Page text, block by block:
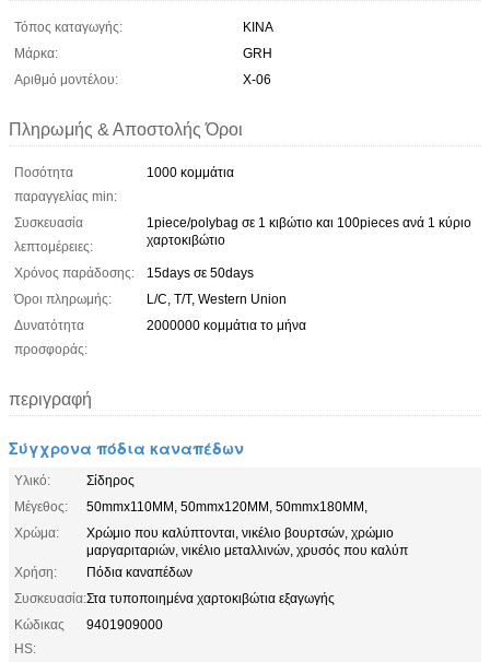
Τόπος καταγωγής:
ΚΙΝΑ
Μάρκα:
GRH
Αριθμό μοντέλου:
Χ-06
Πληρωμής & Αποστολής Όροι
Ποσότητα
παραγγελίας min:
1000 κομμάτια
Συσκευασία
λεπτομέρειες:
1piece/polybag σε 1 κιβώτιο και 100pieces ανά 1 κύριο
χαρτοκιβώτιο
Χρόνος παράδοσης:
15days σε 50days
Όροι πληρωμής:
L/C, T/T, Western Union
Δυνατότητα
προσφοράς:
2000000 κομμάτια το μήνα
περιγραφή
Σύγχρονα πόδια καναπέδων
Υλικό:
Σίδηρος
Μέγεθος:
50mmx110MM, 50mmx120MM, 50mmx180MM,
Χρώμα:
Χρώμιο που καλύπτονται, νικέλιο βουρτσών, χρώμιο
μαργαριταριών, νικέλιο μεταλλινών, χρυσός που καλύπ
Χρήση:
Πόδια καναπέδων
Συσκευασία:Στα τυποποιημένα χαρτοκιβώτια εξαγωγής
Κώδικας
HS:
9401909000